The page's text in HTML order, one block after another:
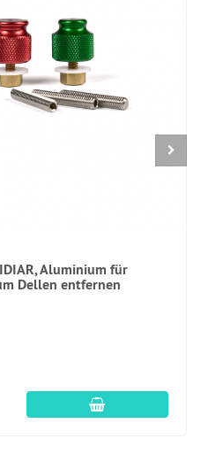
Aluminium für
Dellen entfernen
In den